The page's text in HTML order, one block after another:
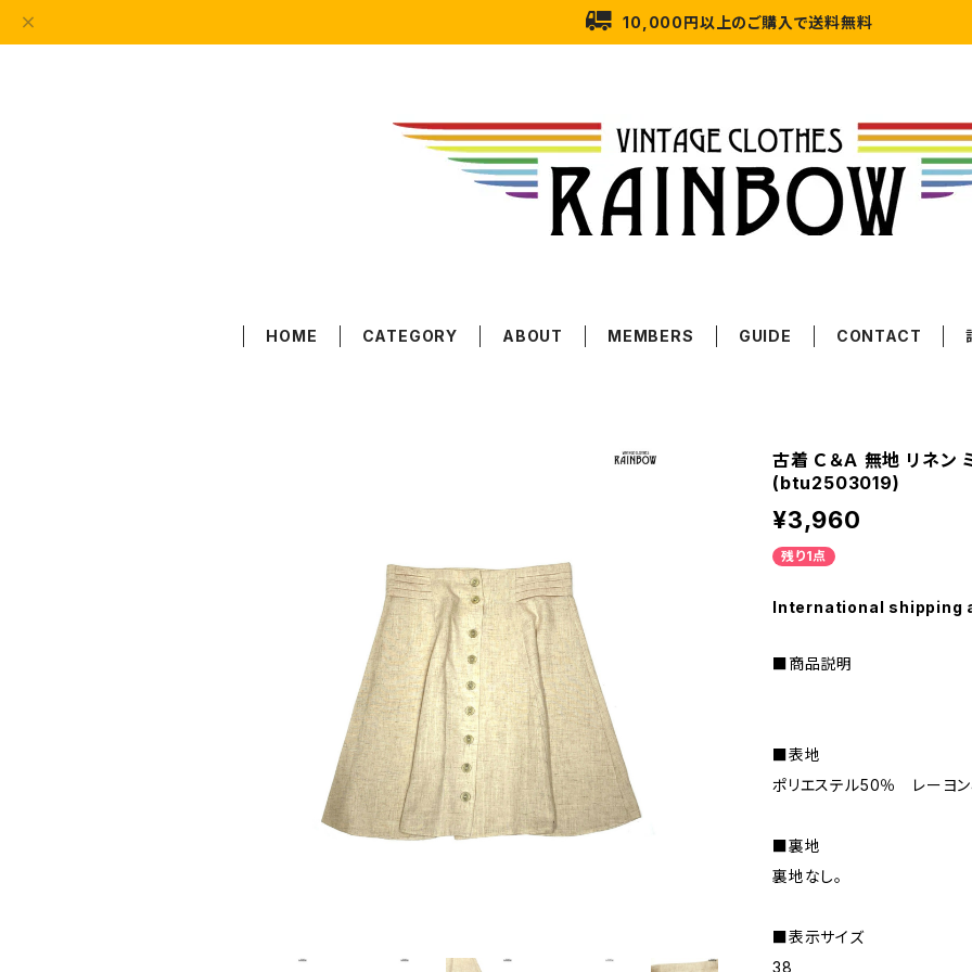
10,000円以上のご購入で送料無料
HOME CATEGORY ABOUT MEMBERS GUIDE CONTACT
古着 Ｃ＆Ａ 無地 リネン
(btu2503019)
¥3,960
残り1点
International shipping
■商品説明
■表地
ポリエステル50％ レーヨ
■裏地
裏地なし。
■表示サイズ
38